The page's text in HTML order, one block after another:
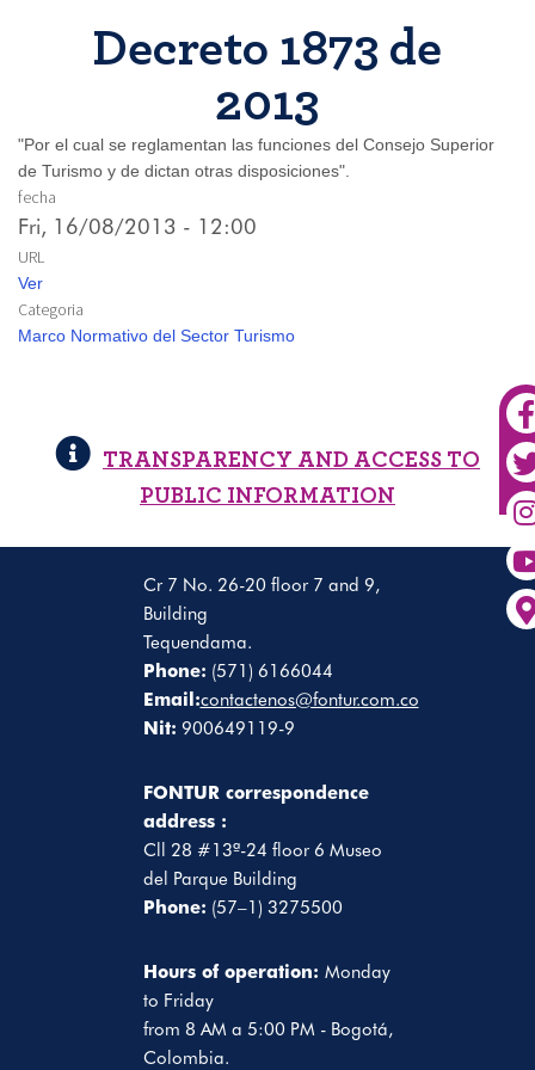
Decreto 1873 de
2013
"Por el cual se reglamentan las funciones del Consejo Superior
de Turismo y de dictan otras disposiciones".
fecha
Fri, 16/08/2013 - 12:00
URL
Ver
Categoria
Marco Normativo del Sector Turismo
TRANSPARENCY AND ACCESS TO
PUBLIC INFORMATION
Cr 7 No. 26-20 floor 7 and 9,
Building
Tequendama.
Phone: (571) 6166044
Email:contactenos@fontur.com.co
Nit: 900649119-9
FONTUR correspondence
address :
Cll 28 #13ª-24 floor 6 Museo
del Parque Building
Phone: (57–1) 3275500
Hours of operation: Monday
to Friday
from 8 AM a 5:00 PM - Bogotá,
Colombia.